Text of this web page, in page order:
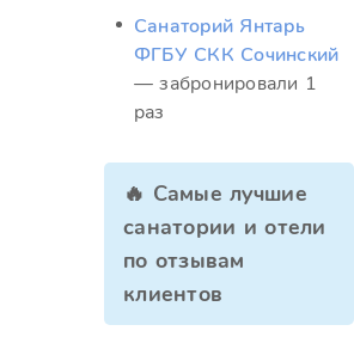
Санаторий Янтарь
ФГБУ СКК Сочинский
— забронировали 1
раз
🔥 Самые лучшие
санатории и отели
по отзывам
клиентов